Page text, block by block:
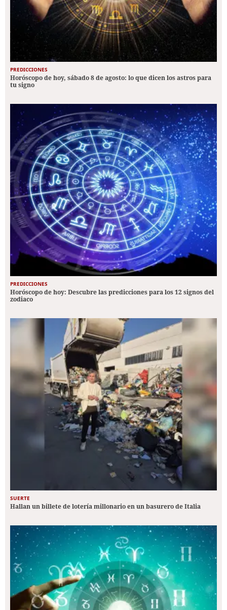
PREDICCIONES
Horóscopo de hoy, sábado 8 de agosto: lo que dicen los astros para
tu signo
PREDICCIONES
Horóscopo de hoy: Descubre las predicciones para los 12 signos del
zodiaco
SUERTE
Hallan un billete de lotería millonario en un basurero de Italia